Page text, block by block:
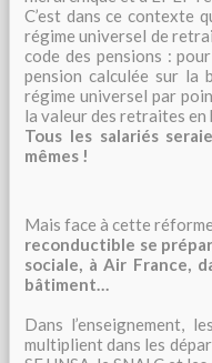
C’est dans ce contexte
régime universel de
code des pensions :
pension calculée sur la
régime universel par
la valeur des retraites
Tous les salariés
mêmes !
Mais face à cette
reconductible se
sociale, à Air France,
bâtiment…
Dans l’enseignement,
multiplient dans les